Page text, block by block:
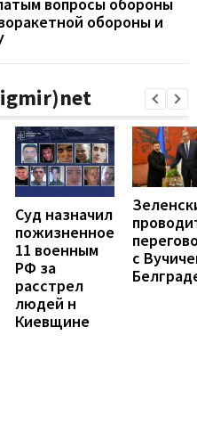
вопросы обороны
обороны и
Суд назначил
пожизненное
11 военным
РФ за
расстрел
людей н
Киевщине
с